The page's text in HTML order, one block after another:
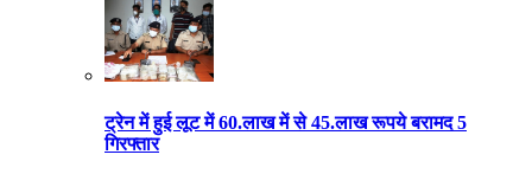
ट्रेन में हुई लूट में 60.लाख में से 45.लाख रूपये बरामद 5
गिरफ्तार